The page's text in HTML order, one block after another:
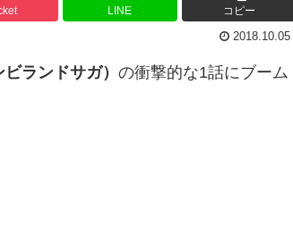
LINE コピー
2018.10.05
ランドサガ） の衝撃的な1話にブーム